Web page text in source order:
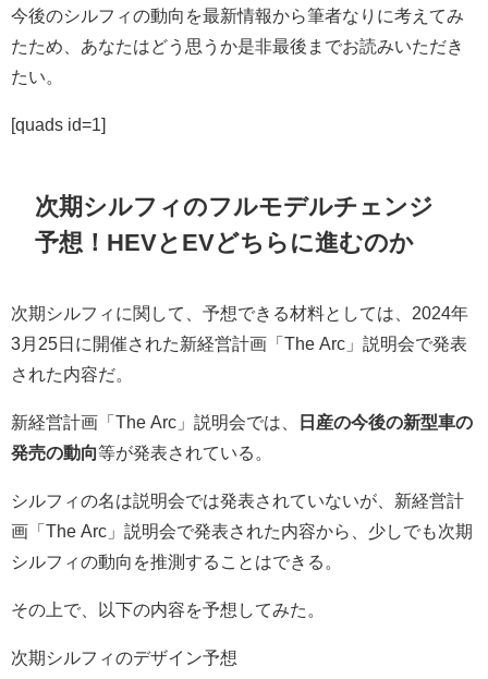
今後のシルフィの動向を最新情報から筆者なりに考えてみ
たため、あなたはどう思うか是非最後までお読みいただき
たい。
[quads id=1]
次期シルフィのフルモデルチェンジ
予想！HEVとEVどちらに進むのか
次期シルフィに関して、予想できる材料としては、2024年
3月25日に開催された新経営計画「The Arc」説明会で発表
された内容だ。
新経営計画「The Arc」説明会では、
日産の今後の新型車の
発売の動向等が発表されている。
シルフィの名は説明会では発表されていないが、新経営計
画「The Arc」説明会で発表された内容から、少しでも次期
シルフィの動向を推測することはできる。
その上で、以下の内容を予想してみた。
次期シルフィのデザイン予想